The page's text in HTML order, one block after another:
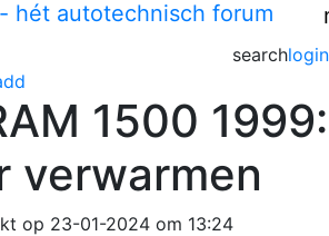
login
search
1500 1999:
verwarmen
op 23-01-2024 om 13:24